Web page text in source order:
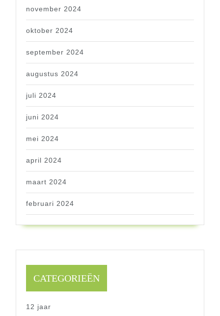
november 2024
oktober 2024
september 2024
augustus 2024
juli 2024
juni 2024
mei 2024
april 2024
maart 2024
februari 2024
CATEGORIEËN
12 jaar